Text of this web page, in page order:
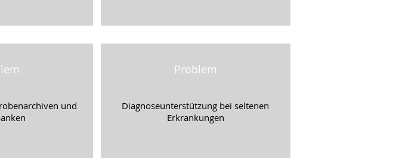
und
Problem
Diagnoseunterstützung bei seltenen
Erkrankungen